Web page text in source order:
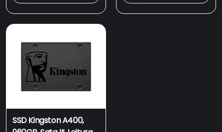
SSD Kingston A400,